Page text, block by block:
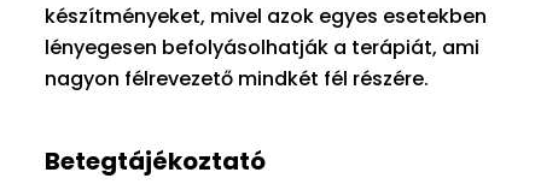
készítményeket, mivel azok egyes esetekben
lényegesen befolyásolhatják a terápiát, ami
nagyon félrevezető mindkét fél részére.
Betegtájékoztató